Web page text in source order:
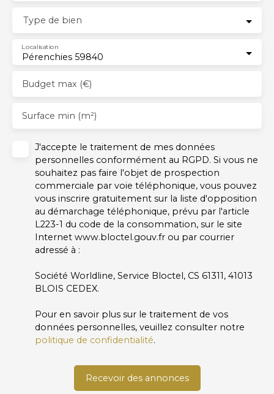
Type de bien
Pérenchies 59840
Localisation
Budget max (€)
Surface min (m²)
J'accepte le traitement de mes données
personnelles conformément au RGPD. Si vous ne
souhaitez pas faire l'objet de prospection
commerciale par voie téléphonique, vous pouvez
vous inscrire gratuitement sur la liste d'opposition
au démarchage téléphonique, prévu par l'article
L223-1 du code de la consommation, sur le site
Internet www.bloctel.gouv.fr ou par courrier
adressé à :
Société Worldline, Service Bloctel, CS 61311, 41013
BLOIS CEDEX.
Pour en savoir plus sur le traitement de vos
données personnelles, veuillez consulter notre
politique de confidentialité.
Recevoir des annonces